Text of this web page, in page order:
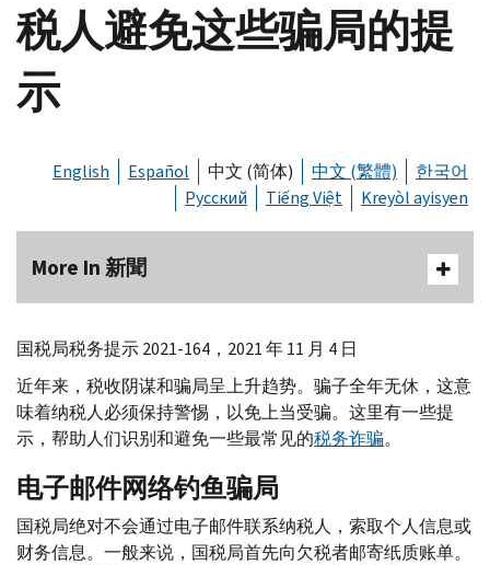
税人避免这些骗局的提
示
English Español 中文 (简体) 中文 (繁體)
한국어
Русский
Tiếng Việt Kreyòl ayisyen
More In 新聞
国税局税务提示 2021-164，2021 年 11 月 4 日
近年来，税收阴谋和骗局呈上升趋势。骗子全年无休，这意
味着纳税人必须保持警惕，以免上当受骗。这里有一些提
示，帮助人们识别和避免一些最常见的税务诈骗。
电子邮件网络钓鱼骗局
国税局绝对不会通过电子邮件联系纳税人，索取个人信息或
财务信息。一般来说，国税局首先向欠税者邮寄纸质账单。